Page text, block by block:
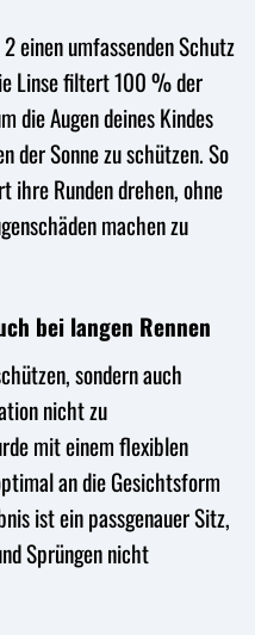
einen umfassenden Schutz
Linse filtert 100 % der
die Augen deines Kindes
der Sonne zu schützen. So
ihre Runden drehen, ohne
machen zu
bei langen Rennen
sondern auch
nicht zu
mit einem flexiblen
an die Gesichtsform
ist ein passgenauer Sitz,
Sprüngen nicht